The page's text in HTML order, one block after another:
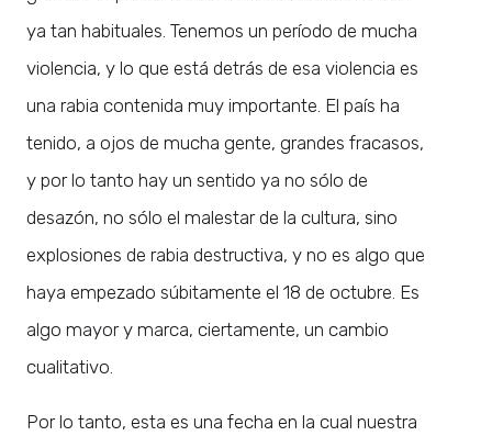
ya tan habituales. Tenemos un período de mucha
violencia, y lo que está detrás de esa violencia es
una rabia contenida muy importante. El país ha
tenido, a ojos de mucha gente, grandes fracasos,
y por lo tanto hay un sentido ya no sólo de
desazón, no sólo el malestar de la cultura, sino
explosiones de rabia destructiva, y no es algo que
haya empezado súbitamente el 18 de octubre. Es
algo mayor y marca, ciertamente, un cambio
cualitativo.
Por lo tanto, esta es una fecha en la cual nuestra